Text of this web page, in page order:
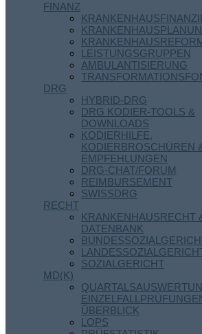
FINANZ
LEISTUNGSGRUPPEN
AMBULANTISIERUNG
DRG
HYBRID-DRG
DRG KODIER-TOOLS &
DOWNLOADS
KODIERHILFE,
KODIERBROSCHÜREN
EMPFEHLUNGEN
DRG-CHAT/FORUM
REIMBURSEMENT
SWISSDRG
RECHT
KRANKENHAUSRECHT
DATENBANK
SOZIALGERICHT
MD(K)
ÜBERBLICK
LOPS